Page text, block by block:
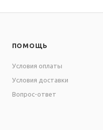
ПОМОЩЬ
Условия оплаты
Условия доставки
Вопрос-ответ